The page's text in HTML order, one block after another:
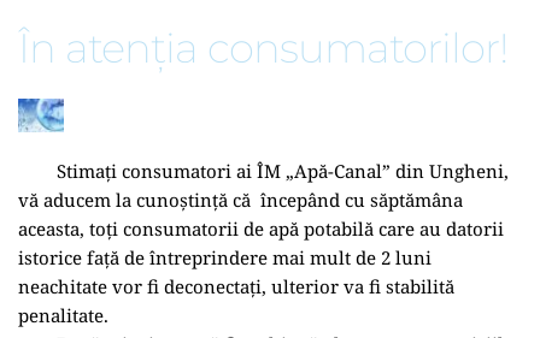
În atenția consumatorilor!
vă aducem la cunoștință că  începând cu săptămâna
aceasta, toți consumatorii de apă potabilă care au datorii
istorice față de întreprindere mai mult de 2 luni
neachitate vor fi deconectați, ulterior va fi stabilită
penalitate.